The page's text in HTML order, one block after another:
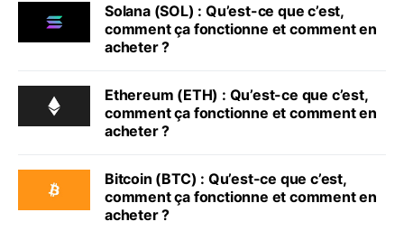
Solana (SOL) : Qu’est-ce que c’est,
comment ça fonctionne et comment en
acheter ?
Ethereum (ETH) : Qu’est-ce que c’est,
comment ça fonctionne et comment en
acheter ?
Bitcoin (BTC) : Qu’est-ce que c’est,
comment ça fonctionne et comment en
acheter ?